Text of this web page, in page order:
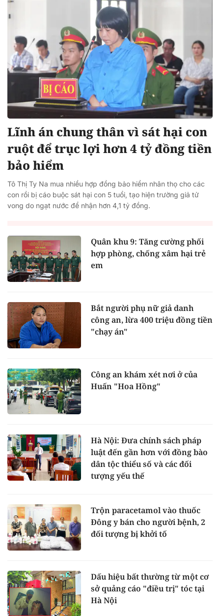
Lĩnh án chung thân vì sát hại con
ruột để trục lợi hơn 4 tỷ đồng tiền
bảo hiểm
Tô Thị Ty Na mua nhiều hợp đồng bảo hiểm nhân thọ cho các
con rồi bị cáo buộc sát hại con 5 tuổi, tạo hiện trường giả tử
vong do ngạt nước để nhận hơn 4,1 tỷ đồng.
Quân khu 9: Tăng cường phối
hợp phòng, chống xâm hại trẻ
em
Bắt người phụ nữ giả danh
công an, lừa 400 triệu đồng tiền
"chạy án"
Công an khám xét nơi ở của
Huấn "Hoa Hồng"
Hà Nội: Đưa chính sách pháp
luật đến gần hơn với đồng bào
dân tộc thiểu số và các đối
tượng yếu thế
Trộn paracetamol vào thuốc
Đông y bán cho người bệnh, 2
đối tượng bị khởi tố
Dấu hiệu bất thường từ một cơ
sở quảng cáo "điều trị" tóc tại
Hà Nội